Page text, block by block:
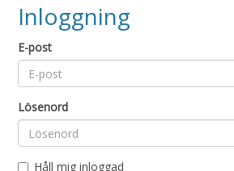
Inloggning
E-post
Lösenord
Håll mig inloggad